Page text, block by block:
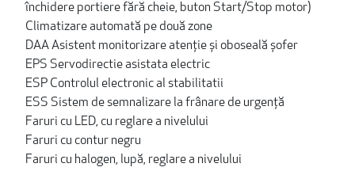
închidere portiere fără cheie, buton Start/Stop motor)
Climatizare automată pe două zone
DAA Asistent monitorizare atenție și oboseală șofer
EPS Servodirectie asistata electric
ESP Controlul electronic al stabilitatii
ESS Sistem de semnalizare la frânare de urgenţă
Faruri cu LED, cu reglare a nivelului
Faruri cu contur negru
Faruri cu halogen, lupă, reglare a nivelului